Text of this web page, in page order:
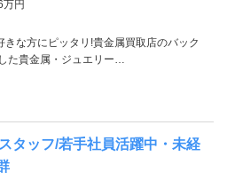
万円
きな方にピッタリ!貴金属買取店のバック
た貴金属・ジュエリー…
タッフ/若手社員活躍中・未経